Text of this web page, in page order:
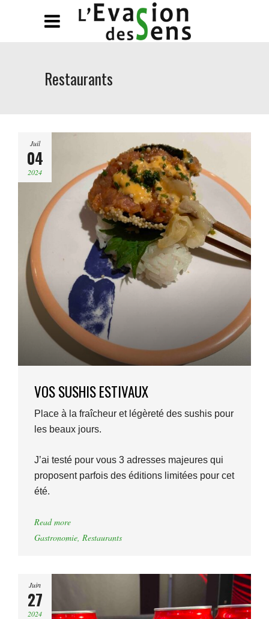
Restaurants
Juil
04
2024
VOS SUSHIS ESTIVAUX
Place à la fraîcheur et légèreté des sushis pour
les beaux jours.
J’ai testé pour vous 3 adresses majeures qui
proposent parfois des éditions limitées pour cet
été.
Read more
Gastronomie, Restaurants
Juin
27
2024